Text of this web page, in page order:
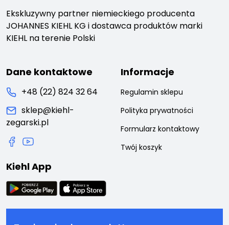
Ekskluzywny partner niemieckiego producenta
JOHANNES KIEHL KG i dostawca produktów marki
KIEHL na terenie Polski
Dane kontaktowe
+48 (22) 824 32 64
sklep@kiehl-
zegarski.pl
Kiehl App
Informacje
Regulamin sklepu
Polityka prywatności
Formularz kontaktowy
Twój koszyk